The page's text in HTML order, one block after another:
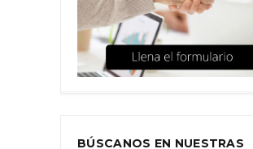
BÚSCANOS EN NUESTRAS